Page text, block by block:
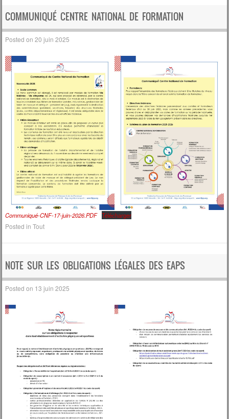
COMMUNIQUÉ CENTRE NATIONAL DE FORMATION
Posted on20 juin 2025
Communiqué-CNF-17-juin-2026.PDF Télécharger
Posted inTout
NOTE SUR LES OBLIGATIONS LÉGALES DES EAPS
Posted on 13 juin 2025